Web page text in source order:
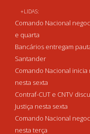
+LIDAS:
Comando Nacional
e quarta
Bancários entregam
Santander
Comando Nacional inicia
nesta sexta
Contraf-CUT e CNTV
Justiça nesta sexta
Comando Nacional
nesta terça